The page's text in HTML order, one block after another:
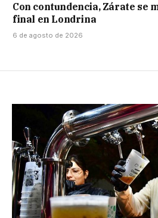
Con contundencia, Zárate se
final en Londrina
6 de agosto de 2026